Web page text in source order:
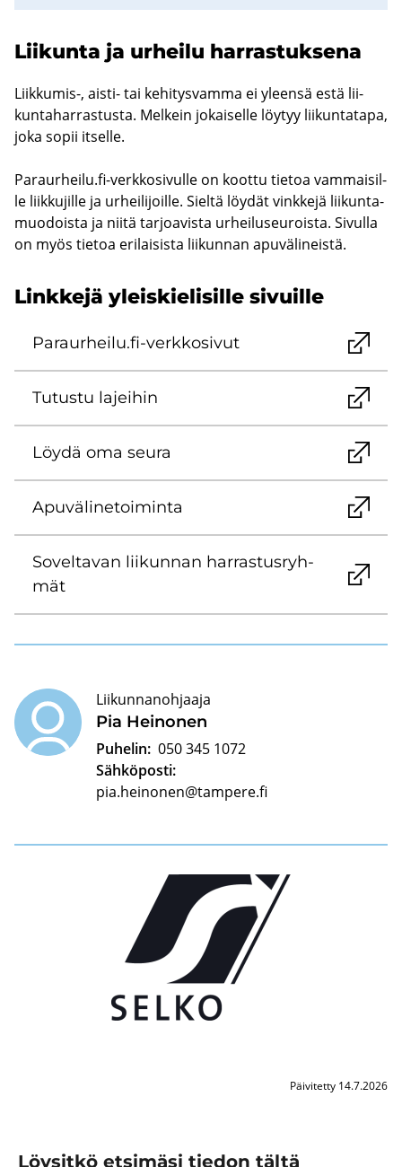
Lii­kun­ta ja ur­hei­lu har­ras­tuk­se­na
Liikkumis-​, aisti-​ tai ke­hi­tys­vam­ma ei yleen­sä estä lii­
kun­ta­har­ras­tus­ta. Mel­kein jo­kai­sel­le löy­tyy lii­kun­ta­ta­pa,
joka sopii it­sel­le.
Pa­raur­hei­lu.fi-​verkkosivulle on koot­tu tie­toa vam­mai­sil­
le liik­ku­jil­le ja ur­hei­li­joil­le. Siel­tä löy­dät vink­ke­jä lii­kun­ta­
muo­dois­ta ja niitä tar­joa­vis­ta ur­hei­luseu­rois­ta. Si­vul­la
on myös tie­toa eri­lai­sis­ta lii­kun­nan apu­vä­li­neis­tä.
Link­ke­jä yleis­kie­li­sil­le si­vuil­le
Pa­raur­hei­lu.fi-​verkkosivut
Tu­tus­tu la­jei­hin
Löydä oma seura
Apu­vä­li­ne­toi­min­ta
So­vel­ta­van lii­kun­nan har­ras­tus­ryh­
mät
Pia Hei­no­nen
Liikunnanohjaaja
Puhelin: 050 345 1072
Sähköposti:
pia.heinonen@tampere.fi
Päivitetty 14.7.2026
Löysitkö etsimäsi tiedon tältä